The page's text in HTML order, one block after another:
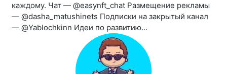
каждому. Чат — @easynft_chat Размещение рекламы
— @dasha_matushinets Подписки на закрытый канал
— @Yablochkinn Идеи по развитию...